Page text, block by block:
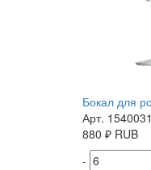
Бокал для
Арт. 1540031
880 ₽ RUB
-